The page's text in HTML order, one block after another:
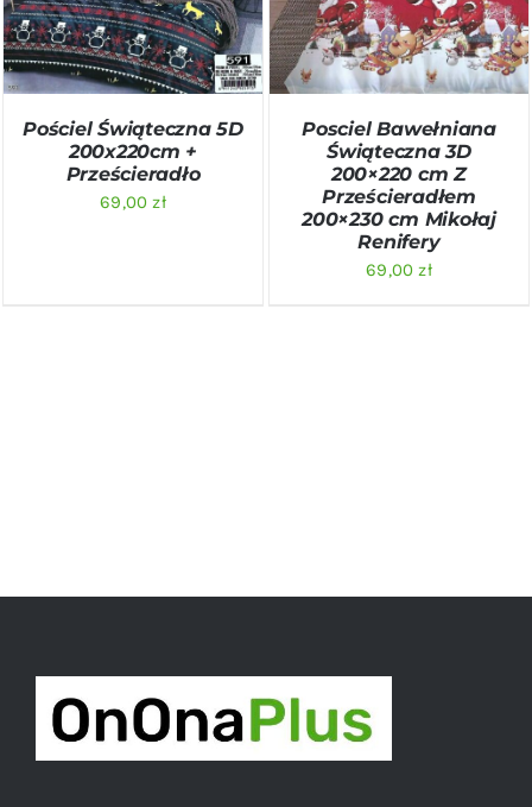
SZCZEGÓŁY
Pościel Świąteczna 5D
200x220cm +
Prześcieradło
69,00zł
SZCZEGÓŁY
Posciel Bawełniana
Świąteczna 3D
200×220 cm Z
Prześcieradłem
200×230 cm Mikołaj
Renifery
69,00zł